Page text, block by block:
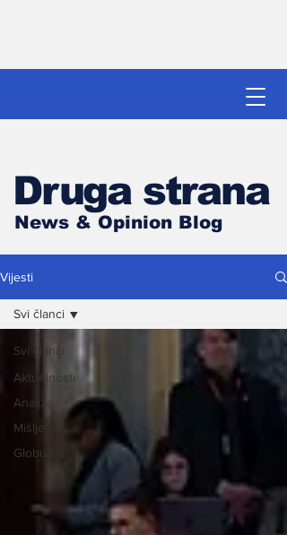
Druga strana
News & Opinion Blog
Vijesti
Svi članci
Aktuelnosti
Analize
Mišljenje
Globus
Svi članci